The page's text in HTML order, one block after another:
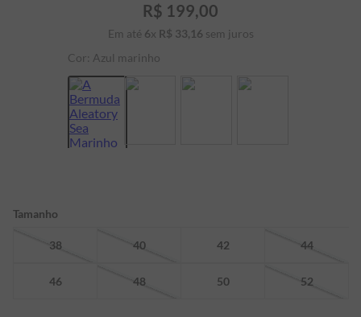
R$ 199,00
Em até 6x R$ 33,16 sem juros
Cor: Azul marinho
Tamanho
38 40 42 44
46 48 50 52
4
camiseta
6º
jaqueta